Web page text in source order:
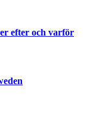
efter och varför